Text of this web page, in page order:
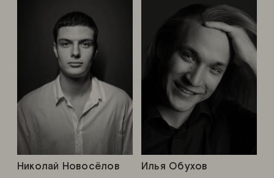
Николай Новосёлов Илья Обухов